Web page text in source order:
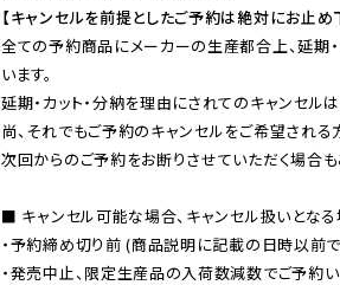
【キャンセルを前提としたご予約は絶対にお止め
全ての予約商品にメーカーの生産都合上、延期
います。
延期・カット・分納を理由にされてのキャンセル
尚、それでもご予約のキャンセルをご希望される
次回からのご予約をお断りさせていただく場合も
■ キャンセル可能な場合、キャンセル扱いとな
・予約締め切り前 (商品説明に記載の日時以前
・発売中止、限定生産品の入荷数減数でご予約